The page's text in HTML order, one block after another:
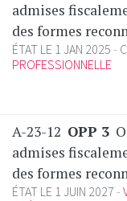
admises
des formes
ÉTAT LE 1 JAN 2025
PROFESSIONNELLE
A-23-12 OPP 3
admises
des formes
ÉTAT LE 1 JUIN 2027